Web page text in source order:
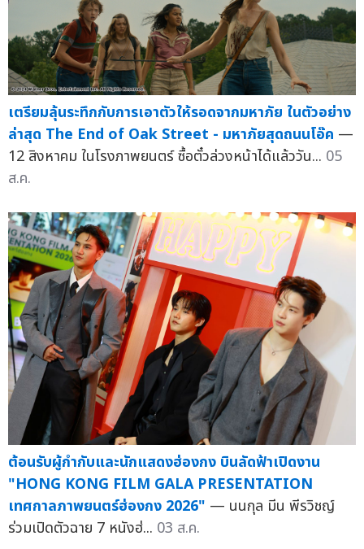
เตรียมลุ้นระทึกกับการเอาตัวให้รอดจากมหาภัย ในตัวอย่าง
ล่าสุด The End of Oak Street - มหาภัยสุดถนนโอ๊ค —
12 สิงหาคม ในโรงภาพยนตร์ ซื้อตั๋วล่วงหน้าได้แล้ววัน... 05
ส.ค.
ต้อนรับผู้กำกับและนักแสดงฮ่องกง บินลัดฟ้าเปิดงาน
"HONG KONG FILM GALA PRESENTATION
เทศกาลภาพยนตร์ฮ่องกง 2026" — นนกุล มีน พีรวิชญ์
ร่วมเปิดตัวฉาย 7 หนังฮ่... 03 ส.ค.